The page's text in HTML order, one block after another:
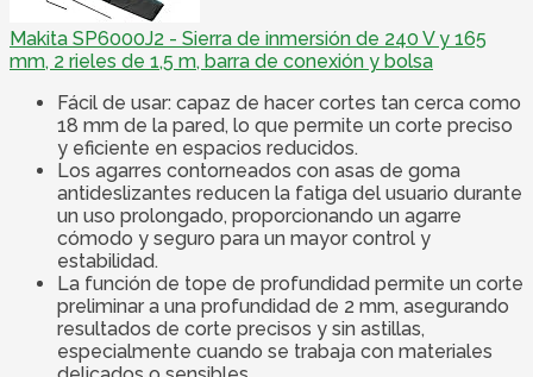
Makita SP6000J2 - Sierra de inmersión de 240 V y 165
mm, 2 rieles de 1,5 m, barra de conexión y bolsa
Fácil de usar: capaz de hacer cortes tan cerca como
18 mm de la pared, lo que permite un corte preciso
y eficiente en espacios reducidos.
Los agarres contorneados con asas de goma
antideslizantes reducen la fatiga del usuario durante
un uso prolongado, proporcionando un agarre
cómodo y seguro para un mayor control y
estabilidad.
La función de tope de profundidad permite un corte
preliminar a una profundidad de 2 mm, asegurando
resultados de corte precisos y sin astillas,
especialmente cuando se trabaja con materiales